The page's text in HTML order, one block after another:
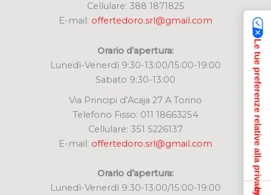
Cellulare: 388 1871825
E-mail: offertedoro.srl@gmail.com
Orario d’apertura:
Lunedì-Venerdì 9:30-13:00/15:00-19:00
Sabato 9:30-13:00
Via Principi d’Acaja 27 A Torino
Telefono Fisso: 011 18663254
Cellulare: 351 5226137
E-mail: offertedoro.srl@gmail.com
Orario d’apertura:
Lunedì-Venerdì 9:30-13:00/15:00-19:00
Le tue preferenze relative alla privacy